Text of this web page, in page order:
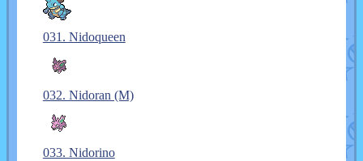
031. Nidoqueen
032. Nidoran (M)
033. Nidorino